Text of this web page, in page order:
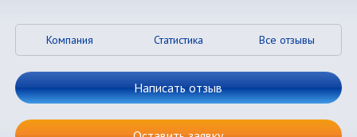
Компания Статистика Все отзывы
Написать отзыв